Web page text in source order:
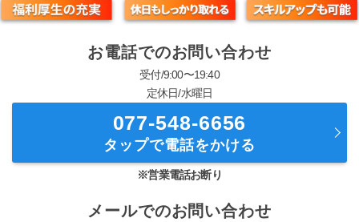
お電話でのお問い合わせ
受付/9:00〜19:40
定休日/水曜日
077-548-6656
タップで電話をかける
※営業電話お断り
メールでのお問い合わせ